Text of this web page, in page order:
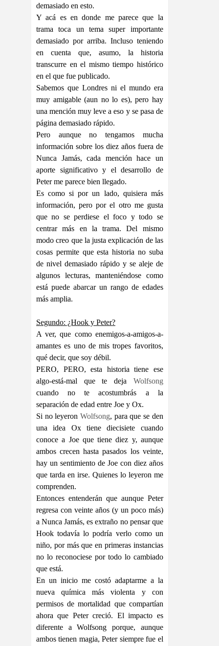
demasiado en esto.
Y acá es en donde me parece que la
trama toca un tema super importante
demasiado por arriba. Incluso teniendo
en cuenta que, asumo, la historia
transcurre en el mismo tiempo histórico
en el que fue publicado.
Sabemos que Londres ni el mundo era
muy amigable (aun no lo es), pero hay
una mención muy leve a eso y se pasa de
página demasiado rápido.
Pero aunque no tengamos mucha
información sobre los diez años fuera de
Nunca Jamás, cada mención hace un
aporte significativo y el desarrollo de
Peter me parece bien llegado.
Es como si por un lado, quisiera más
información, pero por el otro me gusta
que no se perdiese el foco y todo se
centrar más en la trama. Del mismo
modo creo que la justa explicación de las
cosas permite que esta historia no suba
de nivel demasiado rápido y se aleje de
algunos lecturas, manteniéndose como
está puede abarcar un rango de edades
más amplia.
Segundo: ¿Hook y Peter?
A ver, que como enemigos-a-amigos-a-
amantes es uno de mis tropes favoritos,
qué decir, que soy débil.
PERO, PERO, esta historia tiene ese
algo-está-mal que te deja Wolfsong
cuando no te acostumbrás a la
separación de edad entre Joe y Ox.
Si no leyeronWolfsong, para que se den
una idea Ox tiene diecisiete cuando
conoce a Joe que tiene diez y, aunque
ambos crecen hasta pasados los veinte,
hay un sentimiento de Joe con diez años
que tarda en irse. Quienes lo leyeron me
comprenden.
Entonces entenderán que aunque Peter
regresa con veinte años (y un poco más)
a Nunca Jamás, es extraño no pensar que
Hook todavía lo podría verlo como un
niño, por más que en primeras instancias
no lo reconociese por todo lo cambiado
que está.
En un inicio me costó adaptarme a la
nueva química más violenta y con
permisos de mortalidad que compartían
ahora que Peter creció. El impacto es
diferente a Wolfsong porque, aunque
ambos tienen magia, Peter siempre fue el